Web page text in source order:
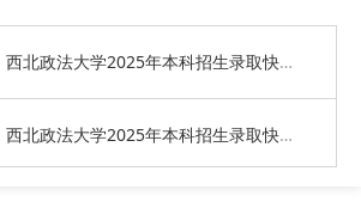
西北政法大学2025年本科招生录取快讯（八）
西北政法大学2025年本科招生录取快讯（六）